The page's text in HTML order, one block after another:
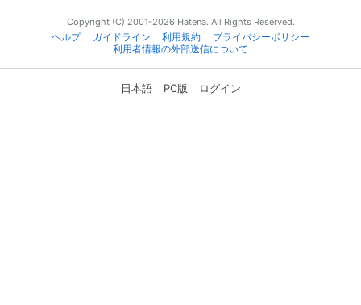
Copyright (C) 2001-2026 Hatena. All Rights Reserved.
ヘルプ
ガイドライン 利用規約
プライバシーポリシー
利用者情報の外部送信について
日本語 PC版 ログイン